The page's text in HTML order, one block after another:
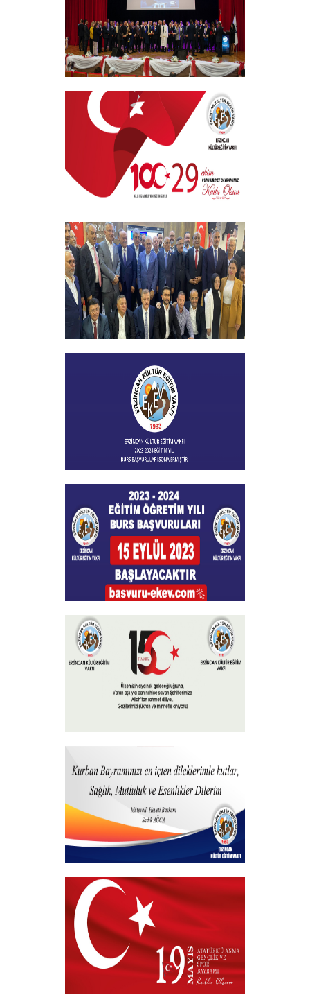
+
EKEV “Akademik Bilim, Sanat ve Spor
Ödülleri” Töreni Yapıldı
+
29 EKİM CUMHURİYET BAYRAMI
+
Vakfımızın 2023-2024 Yılı Burs
Toplantısı Yapıldı
+
Burs Başvuları Sona Ermiştir
+
Burs Başvuruları
+
+
Hayırlı Bayramlar
+